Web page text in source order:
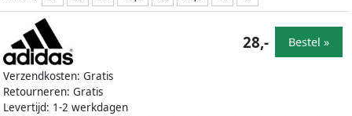
Verzendkosten: Gratis
Retourneren: Gratis
Levertijd: 1-2 werkdagen
28,- Bestel »